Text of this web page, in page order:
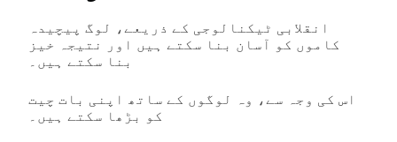
انقلابی ٹیکنالوجی کے ذریعے، لوگ پیچیدہ
کاموں کو آسان بنا سکتے ہیں اور نتیجہ خیز
بنا سکتے ہیں۔
اس کی وجہ سے، وہ لوگوں کے ساتھ اپنی بات چیت
کو بڑھا سکتے ہیں۔